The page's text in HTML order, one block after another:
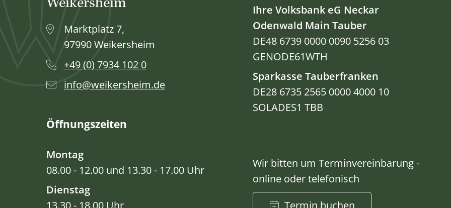
Weikersheim
Marktplatz 7,
97990 Weikersheim
+49 (0) 7934 102 0
info@weikersheim.de
Öffnungszeiten
Montag
08.00 - 12.00 und 13.30 - 17.00 Uhr
Dienstag
Ihre Volksbank eG Neckar
Odenwald Main Tauber
DE48 6739 0000 0090 5256 03
GENODE61WTH
Sparkasse Tauberfranken
DE28 6735 2565 0000 4000 10
SOLADES1 TBB
Wir bitten um Terminvereinbarung -
online oder telefonisch
Termin buchen